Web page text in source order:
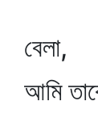
ভুলু
বেলা,
আমি